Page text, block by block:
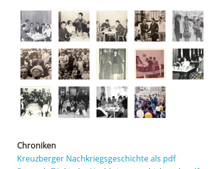
Chroniken
Kreuzberger Nachkriegsgeschichte als pdf